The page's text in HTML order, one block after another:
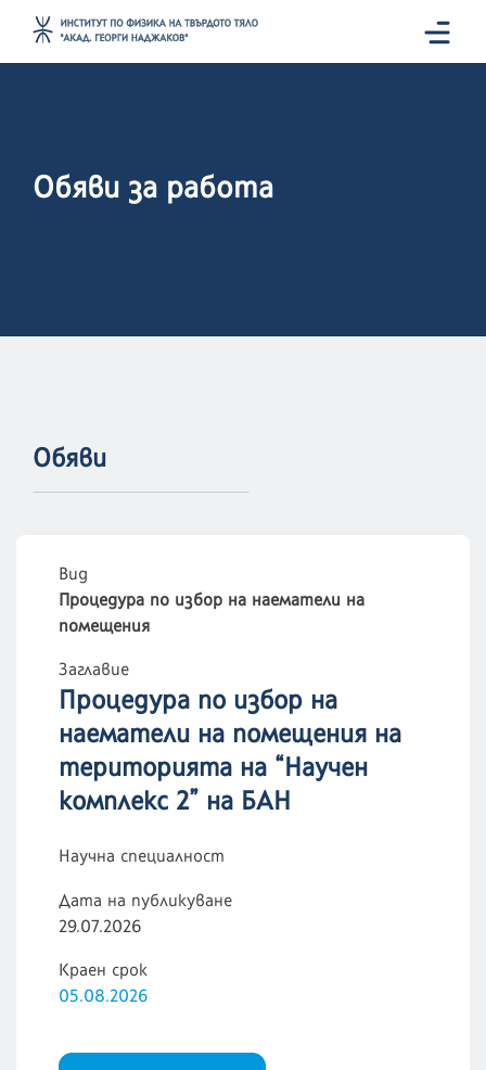
Обяви за работа
Обяви
Вид
Процедура по избор на наематели на
помещения
Заглавие
Процедура по избор на
наематели на помещения на
територията на “Научен
комплекс 2” на БАН
Научна специалност
Дата на публикуване
29.07.2026
Краен срок
05.08.2026